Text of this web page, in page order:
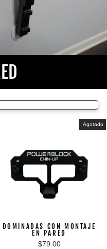
Agotado
DOMINADAS CON MONTAJE
EN PARED
$79.00